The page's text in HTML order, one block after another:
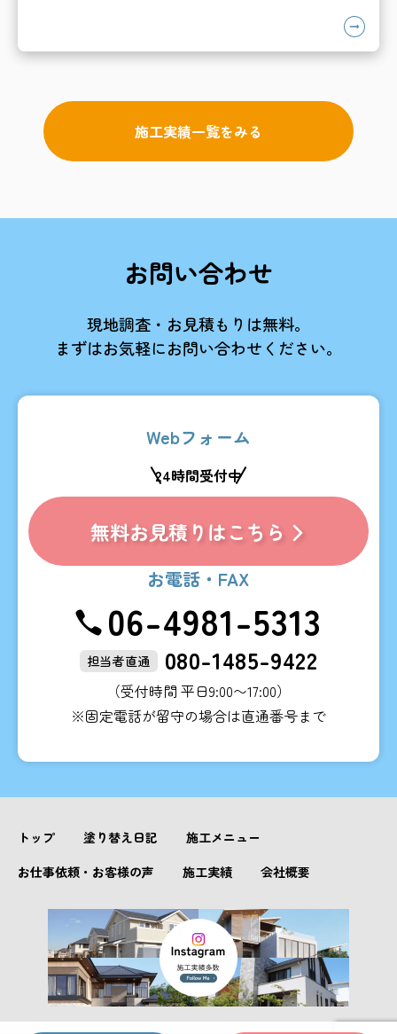
施工実績一覧をみる
お問い合わせ
現地調査・お見積もりは無料。
まずはお気軽にお問い合わせください。
お電話・FAX
06-4981-5313
担当者直通 080-1485-9422
（受付時間 平日9:00〜17:00）
※固定電話が留守の場合は直通番号まで
Webフォーム
24時間受付中
無料お見積りはこちら
トップ 塗り替え日記
施工メニュー
お仕事依頼・お客様の声
施工実績 会社概要